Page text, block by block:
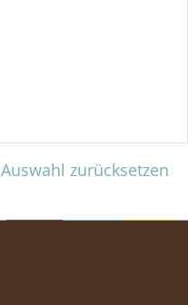
Auswahl zurücksetzen